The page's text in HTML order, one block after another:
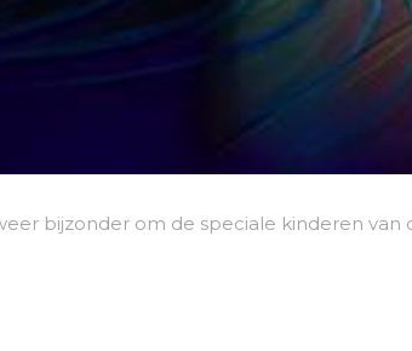
bijzonder om de speciale kinderen